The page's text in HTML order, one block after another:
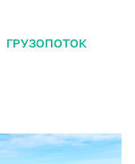
ГРУЗОПОТОК